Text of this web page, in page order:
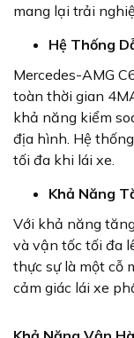
mang lại trải
Hệ Thống
Mercedes-AMG
toàn thời gian
khả năng kiểm
địa hình. Hệ
tối đa khi lái xe.
Khả Năng
Với khả năng
và vận tốc tối đa
thực sự là một cỗ
cảm giác lái xe